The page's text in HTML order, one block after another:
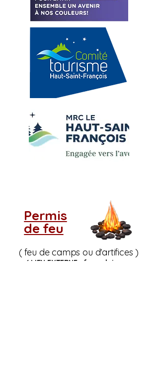
Permis
de feu
( feu de camps ou d'artifices )
( LIEN EXTERNE : formulaire en